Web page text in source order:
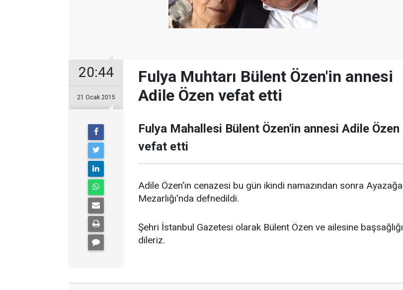
20:44
21 Ocak 2015
Fulya Muhtarı Bülent Özen'in annesi
Adile Özen vefat etti
Fulya Mahallesi Bülent Özen'in annesi Adile Özen
vefat etti
Adile Özen'in cenazesi bu gün ikindi namazından sonra Ayazağa
Mezarlığı'nda defnedildi.
Şehri İstanbul Gazetesi olarak Bülent Özen ve ailesine başsağlığı
dileriz.